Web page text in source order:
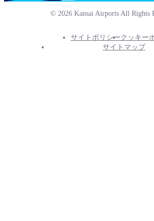
© 2026 Kansai Airports All Rights
サイトポリシークッキー
サイトマップ